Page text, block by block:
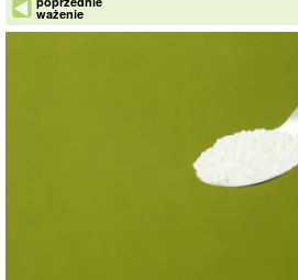
Porównywarka
ważenie